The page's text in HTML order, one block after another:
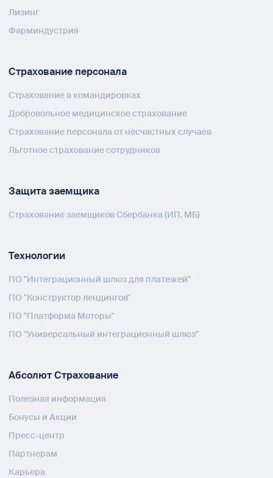
Лизинг
Фарминдустрия
Страхование персонала
Страхование в командировках
Добровольное медицинское страхование
Страхование персонала от несчастных случаев
Льготное страхование сотрудников
Защита заемщика
Страхование заемщиков Сбербанка (ИП, МБ)
Технологии
ПО "Интеграционный шлюз для платежей"
ПО "Конструктор лендингов"
ПО "Платформа Моторы"
ПО "Универсальный интеграционный шлюз"
Абсолют Страхование
Полезная информация
Бонусы и Акции
Пресс-центр
Партнерам
Карьера